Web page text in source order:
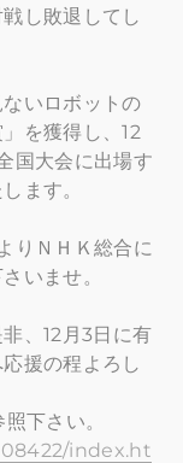
し敗退してし
いロボットの
を獲得し、12
国大会に出場す
ます。
りＮＨＫ総合に
いませ。
、12月3日に有
援の程よろし
下さい。
index.ht